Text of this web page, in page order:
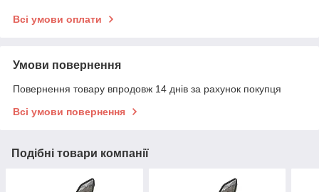
Всі умови оплати
Умови повернення
Повернення товару впродовж 14 днів за рахунок покупця
Всі умови повернення
Подібні товари компанії